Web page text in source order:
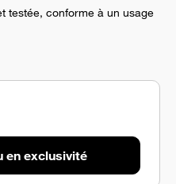
en exclusivité
testée, conforme à un usage